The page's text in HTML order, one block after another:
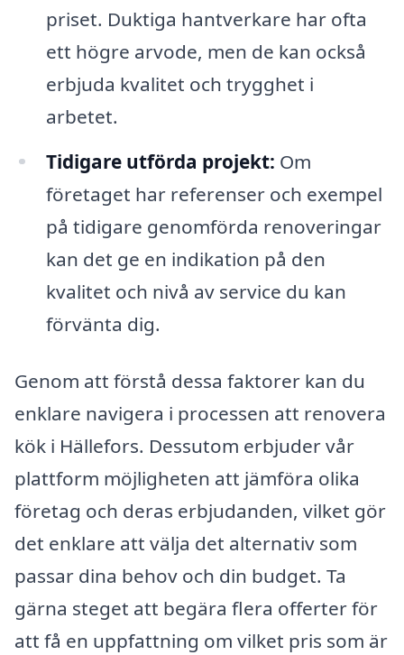
priset. Duktiga hantverkare har ofta
ett högre arvode, men de kan också
erbjuda kvalitet och trygghet i
arbetet.
Tidigare utförda projekt: Om
företaget har referenser och exempel
på tidigare genomförda renoveringar
kan det ge en indikation på den
kvalitet och nivå av service du kan
förvänta dig.
Genom att förstå dessa faktorer kan du
enklare navigera i processen att renovera
kök i Hällefors. Dessutom erbjuder vår
plattform möjligheten att jämföra olika
företag och deras erbjudanden, vilket gör
det enklare att välja det alternativ som
passar dina behov och din budget. Ta
gärna steget att begära flera offerter för
att få en uppfattning om vilket pris som är